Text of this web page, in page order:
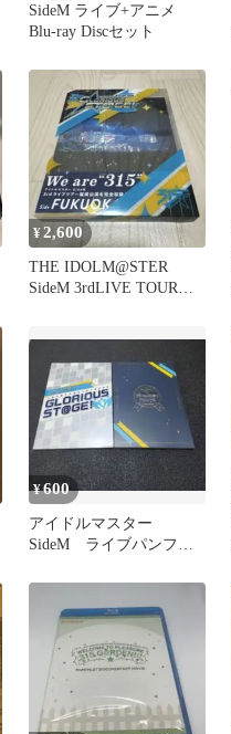
SideM ライブ+アニメ
Blu-ray Discセット
¥2,600
THE IDOLM@STER
SideM 3rdLIVE TOUR～
¥600
アイドルマスター
SideM ライブパンフレ